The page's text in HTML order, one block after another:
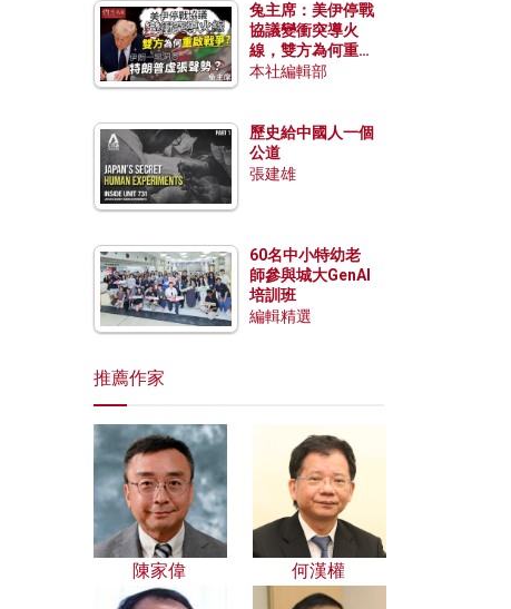
兔主席：美伊停戰
協議變衝突導火
線，雙方為何重啟
戰爭？伊朗一早洞
本社編輯部
歷史給中國人一個
公道
張建雄
60名中小特幼老
師參與城大GenAI
培訓班
編輯精選
推薦作家
陳家偉 何漢權